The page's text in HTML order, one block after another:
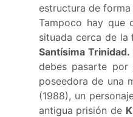
estructura de
Tampoco hay que
situada cerca de la
Santísima Trinidad.
debes pasarte
poseedora de una
(1988), un
antigua prisión de